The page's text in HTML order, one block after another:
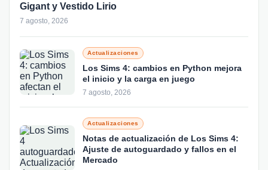
Gigant y Vestido Lirio
7 agosto, 2026
Actualizaciones
Los Sims 4: cambios en Python mejora
el inicio y la carga en juego
7 agosto, 2026
Actualizaciones
Notas de actualización de Los Sims 4:
Ajuste de autoguardado y fallos en el
Mercado